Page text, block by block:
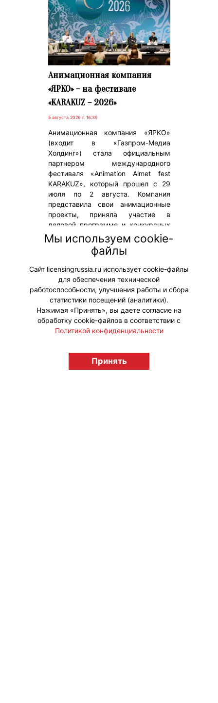
Анимационная компания
«ЯРКО» – на фестивале
«KARAKUZ – 2026»
5 августа 2026 г. 16:39
Анимационная компания «ЯРКО»
(входит в «Газпром-Медиа
Холдинг») стала официальным
партнером международного
фестиваля «Animation Almet fest
KARAKUZ», который прошел с 29
июля по 2 августа. Компания
представила свои анимационные
проекты, приняла участие в
деловой программе и конкурсных
показах, а также рассказала о
продвижении российских
анимационных брендов на
зарубежных рынках.
#ПродвижениеБренда
licensingrussia.ru, 2009-2026 12+
Мы используем cookie-
файлы
Сайт licensingrussia.ru использует cookie-файлы
для обеспечения технической
работоспособности, улучшения работы и сбора
статистики посещений (аналитики).
Нажимая «Принять», вы даете согласие на
обработку cookie-файлов в соответствии с
Политикой конфиденциальности
Принять